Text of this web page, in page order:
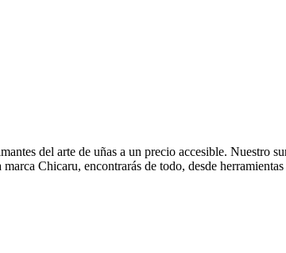
del arte de uñas a un precio accesible. Nuestro
Chicaru, encontrarás de todo, desde